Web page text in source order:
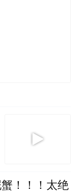
！！！太绝